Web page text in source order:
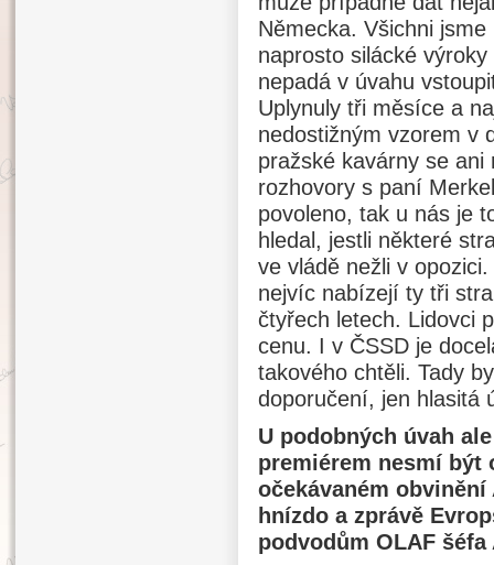
Německa. Všichni
naprosto silácké
nepadá v úvahu
Uplynuly tři měsíce a
nedostižným vzorem v
pražské kavárny se
rozhovory s paní
povoleno, tak u nás je
hledal, jestli některé
ve vládě nežli v
nejvíc nabízejí ty tři
čtyřech letech. Lidovci
cenu. I v ČSSD je
takového chtěli. Tady
doporučení, jen hlasitá
U podobných úvah
premiérem nesmí být
očekávaném obvinění
hnízdo a zprávě
podvodům OLAF